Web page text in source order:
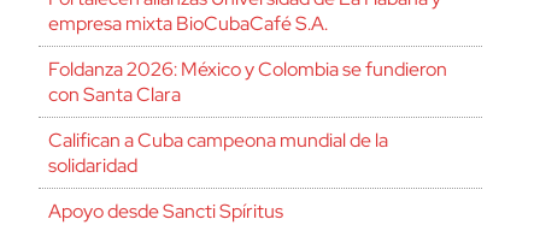
empresa mixta BioCubaCafé S.A.
Foldanza 2026: México y Colombia se fundieron
con Santa Clara
Califican a Cuba campeona mundial de la
solidaridad
Apoyo desde Sancti Spíritus